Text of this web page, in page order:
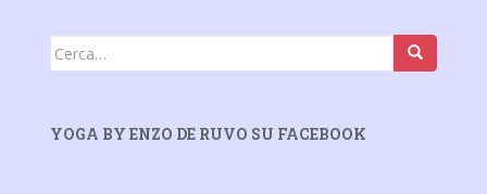
Cerca:
YOGA BY ENZO DE RUVO SU FACEBOOK